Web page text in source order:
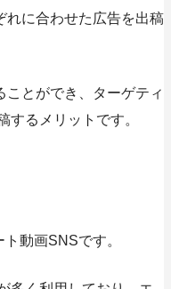
れに合わせた広告を出稿
ことができ、ターゲティ
するメリットです。
動画SNSです。